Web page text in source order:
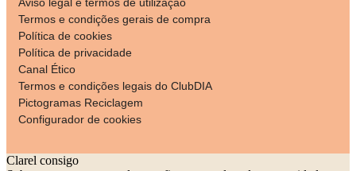
Termos e condições gerais de compra
Política de cookies
Política de privacidade
Canal Ético
Termos e condições legais do ClubDIA
Pictogramas Reciclagem
Configurador de cookies
Clarel consigo